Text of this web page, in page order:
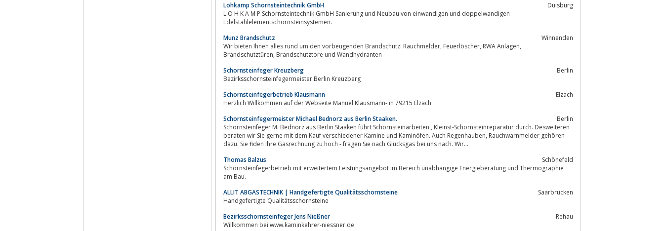
Lohkamp Schornsteintechnik GmbH
Duisburg
L O H K A M P Schornsteintechnik GmbH Sanierung und Neubau von einwandigen und doppelwandigen
Edelstahlelementschornsteinsystemen.
Munz Brandschutz
Winnenden
Wir bieten Ihnen alles rund um den vorbeugenden Brandschutz: Rauchmelder, Feuerlöscher, RWA Anlagen,
Brandschutztüren, Brandschutztore und Wandhydranten
Schornsteinfeger Kreuzberg
Berlin
Bezirksschornsteinfegermeister Berlin Kreuzberg
Schornsteinfegerbetrieb Klausmann
Elzach
Herzlich Willkommen auf der Webseite Manuel Klausmann- in 79215 Elzach
Schornsteinfegermeister Michael Bednorz aus Berlin Staaken.
Berlin
Schornsteinfeger M. Bednorz aus Berlin Staaken führt Schornsteinarbeiten , Kleinst-Schornsteinreparatur durch. Desweiteren
beraten wir Sie gerne mit dem Kauf verschiedener Kamine und Kaminöfen. Auch Regenhauben, Rauchwarnmelder gehören
dazu. Sie finden Ihre Gasrechnung zu hoch - fragen Sie nach Glücksgas bei uns nach. Wir...
Thomas Balzus
Schönefeld
Schornsteinfegerbetrieb mit erweitertem Leistungsangebot im Bereich unabhängige Energieberatung und Thermographie
am Bau.
ALLIT ABGASTECHNIK | Handgefertigte Qualitätsschornsteine
Saarbrücken
Handgefertigte Qualitätsschornsteine
Bezirksschornsteinfeger Jens Nießner
Rehau
Willkommen bei www.kaminkehrer-niessner.de